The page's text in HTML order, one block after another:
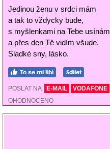
Jedinou ženu v srdci mám
a tak to vždycky bude,
s myšlenkami na Tebe usínám
a přes den Tě vidím všude.
Sladké sny, lásko.
POSLAT NA E-MAIL VODAFONE
OHODNOCENO